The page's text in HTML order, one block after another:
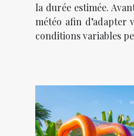
la durée estimée.
météo afin d’adapter
conditions variables